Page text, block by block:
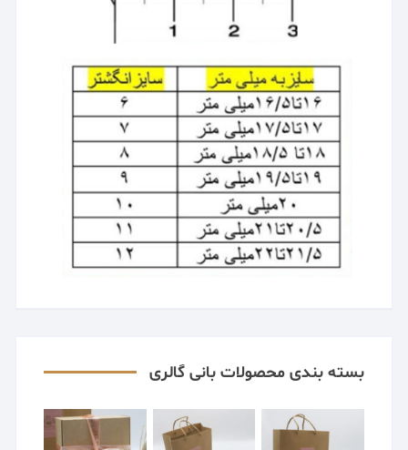
بسته بندی محصولات بانی گالری